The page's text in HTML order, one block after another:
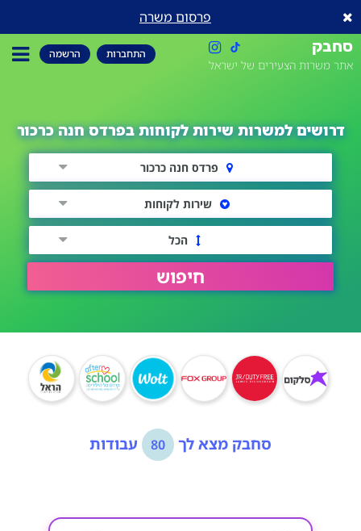
פרסום משרה
סחבק
אתר משרות הצעירים של ישראל
התחברות הרשמה
דרושים למשרות שירות לקוחות בפרדס חנה כרכור
פרדס חנה כרכור
שירות לקוחות
הכל
חיפוש
סחבק מצא לך 80 עבודות